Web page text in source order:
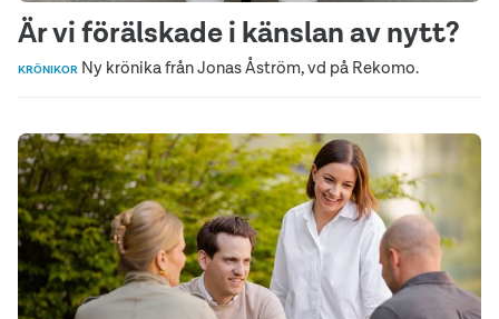
Är vi förälskade i känslan av nytt?
KRÖNIKOR Ny krönika från Jonas Åström, vd på Rekomo.